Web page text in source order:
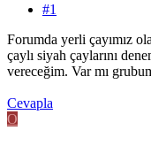
#1
Forumda yerli çayımız
çaylı siyah çaylarını
vereceğim. Var mı
Cevapla
O